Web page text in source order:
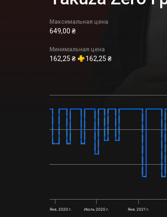
Максимальная цена
649,00 ₴
Минимальная цена
162,25 ₴ 162,25 ₴
Янв. 2020 г. Июль 2020 г. Янв. 2021 г.